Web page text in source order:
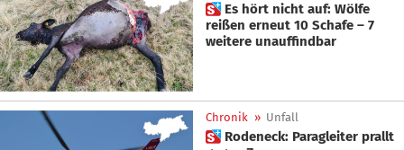
 Es hört nicht auf: Wölfe
reißen erneut 10 Schafe – 7
weitere unauffindbar
Chronik » Unfall
 Rodeneck: Paragleiter prallt